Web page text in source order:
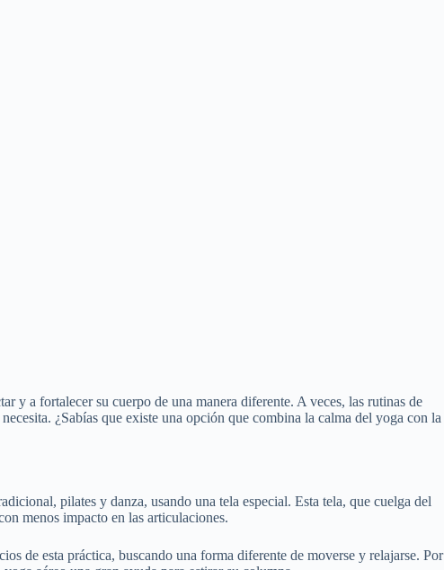
y a fortalecer su cuerpo de una manera diferente. A veces, las rutinas de
¿Sabías que existe una opción que combina la calma del yoga con la
pilates y danza, usando una tela especial. Esta tela, que cuelga del
menos impacto en las articulaciones.
de esta práctica, buscando una forma diferente de moverse y relajarse. Por